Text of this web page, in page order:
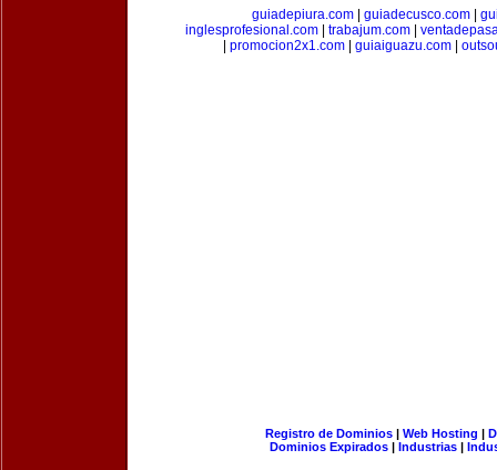
guiadepiura.com| guiadecusco.com|
inglesprofesional.com| trabajum.com|
promocion2x1.com guiaiguazu.com
Registro de Dominios| Web Hosting |
Dominios Expirados | Industrias |